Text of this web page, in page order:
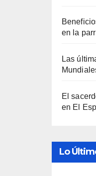
en la
Las
El
en El
Lo